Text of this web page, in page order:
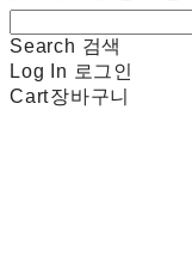
Search 검색
Log In 로그인
Cart장바구니